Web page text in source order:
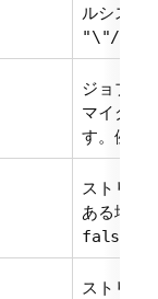
ルシステ
"\"/
ジョブが
マイクロ
す。例:
ストリー
ある場合
false
ストリー